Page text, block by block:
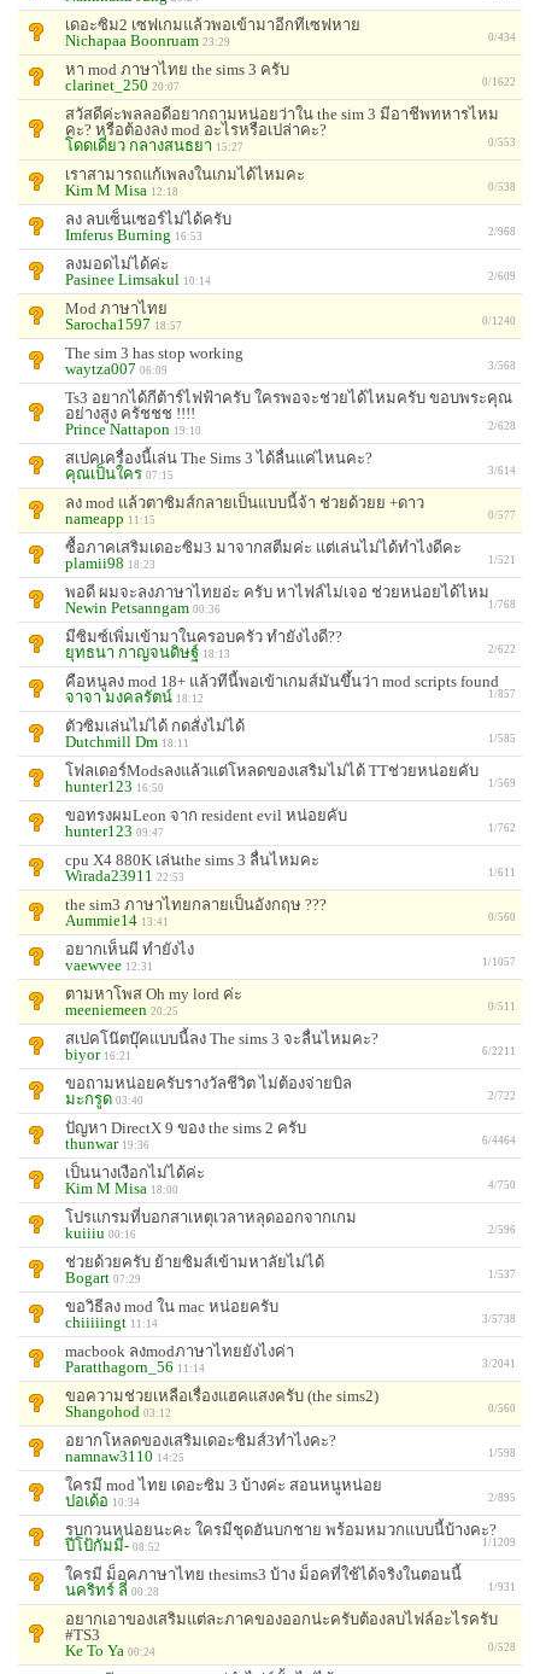
เดอะซิม2 เซฟเกมแล้วพอเข้ามาอีกทีเซฟหาย
Nichapaa Boonruam 23:29 0/434
หา mod ภาษาไทย the sims 3 ครับ
clarinet_250 20:07 0/1622
สวัสดีค่ะพลลอดีอยากถามหน่อยว่าใน the sim 3 มีอาชีพทหารไหม
คะ? หรือต้องลง mod อะไรหรือเปล่าคะ?
โดดเดี่ยว กลางสนธยา 15:27 0/553
เราสามารถแก้เพลงในเกมได้ไหมคะ
Kim M Misa 12:18 0/538
ลง ลบเซ็นเซอร์ไม่ได้ครับ
Imferus Burning 16:53 2/968
ลงมอดไม่ได้ค่ะ
Pasinee Limsakul 10:14 2/609
Mod ภาษาไทย
Sarocha1597 18:57 0/1240
The sim 3 has stop working
waytza007 06:09 3/568
Ts3 อยากได้กีต้าร์ไฟฟ้าครับ ใครพอจะช่วยได้ไหมครับ ขอบพระคุณ
อย่างสูง ครัชชช !!!!
Prince Nattapon 19:10 2/628
สเปคเครื่องนี้เล่น The Sims 3 ได้ลื่นแค่ไหนคะ?
คุณเป็นใคร 07:15 3/614
ลง mod แล้วตาซิมส์กลายเป็นแบบนี้จ้า ช่วยด้วยย +ดาว
nameapp 11:15 0/577
ซื้อภาคเสริมเดอะซิม3 มาจากสตีมค่ะ แต่เล่นไม่ได้ทำไงดีคะ
plamii98 18:23 1/521
พอดี ผมจะลงภาษาไทยอ่ะ ครับ หาไฟล์ไม่เจอ ช่วยหน่อยได้ไหม
Newin Petsanngam 00:36 1/768
มีซิมซ์เพิ่มเข้ามาในครอบครัว ทำยังไงดี??
ยุทธนา กาญจนดิษฐ์ 18:13 2/622
คือหนูลง mod 18+ แล้วทีนี้พอเข้าเกมส์มันขึ้นว่า mod scripts found
จาจา มงคลรัตน์ 18:12 1/857
ตัวซิมเล่นไม่ได้ กดสั่งไม่ได้
Dutchmill Dm 18:11 1/585
โฟลเดอร์Modsลงแล้วแต่โหลดของเสริมไม่ได้ TTช่วยหน่อยคับ
hunter123 16:50 1/569
ขอทรงผมLeon จาก resident evil หน่อยคับ
hunter123 09:47 1/762
cpu X4 880K เล่นthe sims 3 ลื่นไหมคะ
Wirada23911 22:53 1/611
the sim3 ภาษาไทยกลายเป็นอังกฤษ ???
Aummie14 13:41 0/560
อยากเห็นผี ทำยังไง
vaewvee 12:31 1/1057
ตามหาโพส Oh my lord ค่ะ
meeniemeen 20:25 0/511
สเปคโน๊ตบุ๊คแบบนี้ลง The sims 3 จะลื่นไหมคะ?
biyor 16:21 6/2211
ขอถามหน่อยครับรางวัลชีวิต ไม่ต้องจ่ายบิล
มะกรูด 03:40 2/722
ปัญหา DirectX 9 ของ the sims 2 ครับ
thunwar 19:36 6/4464
เป็นนางเงือกไม่ได้ค่ะ
Kim M Misa 18:00 4/750
โปรแกรมที่บอกสาเหตุเวลาหลุดออกจากเกม
kuiiiu 00:16 2/596
ช่วยด้วยครับ ย้ายซิมส์เข้ามหาลัยไม่ได้
Bogart 07:29 1/537
ขอวิธีลง mod ใน mac หน่อยครับ
chiiiiingt 11:14 3/5738
macbook ลงmodภาษาไทยยังไงค่า
Paratthagorn_56 11:14 3/2041
ขอความช่วยเหลือเรื่องแฮคแสงครับ (the sims2)
Shangohod 03:12 0/560
อยากโหลดของเสริมเดอะซิมส์3ทำไงคะ?
namnaw3110 14:25 1/598
ใครมี mod ไทย เดอะซิม 3 บ้างค่ะ สอนหนูหน่อย
ปอเด้อ 10:34 2/895
รบกวนหน่อยนะคะ ใครมีชุดฮันบกชาย พร้อมหมวกแบบนี้บ้างคะ?
ปีโป้กัมมี่- 08:52 1/1209
ใครมี ม็อคภาษาไทย thesims3 บ้าง ม็อคที่ใช้ได้จริงในตอนนี้
นคริทร์ ลี่ 00:28 1/931
อยากเอาของเสริมแต่ละภาคของออกน่ะครับต้องลบไฟล์อะไรครับ
#TS3
Ke To Ya 00:24 0/528